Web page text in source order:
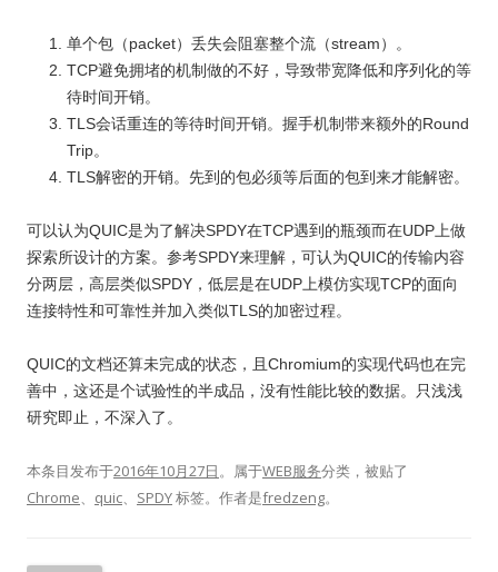
单个包（packet）丢失会阻塞整个流（stream）。
TCP避免拥堵的机制做的不好，导致带宽降低和序列化的等
待时间开销。
TLS会话重连的等待时间开销。握手机制带来额外的Round
Trip。
TLS解密的开销。先到的包必须等后面的包到来才能解密。
可以认为QUIC是为了解决SPDY在TCP遇到的瓶颈而在UDP上做
探索所设计的方案。参考SPDY来理解，可认为QUIC的传输内容
分两层，高层类似SPDY，低层是在UDP上模仿实现TCP的面向
连接特性和可靠性并加入类似TLS的加密过程。
QUIC的文档还算未完成的状态，且Chromium的实现代码也在完
善中，这还是个试验性的半成品，没有性能比较的数据。只浅浅
研究即止，不深入了。
本条目发布于2016年10月27日。属于WEB服务分类，被贴了
Chrome、 quic、 SPDY标签。 作者是fredzeng。